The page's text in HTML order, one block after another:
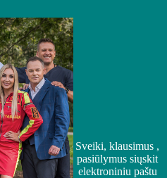
Sveiki, klausimus ,
pasiūlymus siųskit
elektroniniu paštu